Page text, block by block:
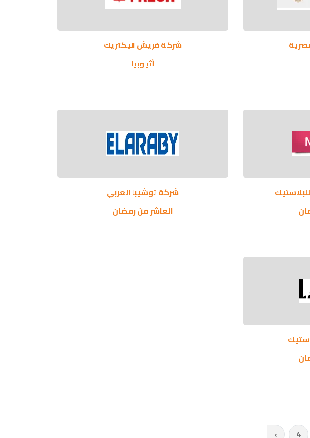
شركة فريش اليكتريك
أثيوبيا
شركة توشيبا العربي
العاشر من رمضان
4
›